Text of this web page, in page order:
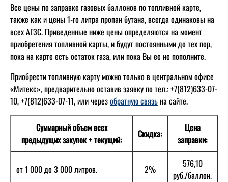
Все цены по заправке газовых баллонов по топливной карте,
также как и цены 1-го литра пропан бутана, всегда одинаковы на
всех АГЗС. Приведенные ниже цены определяются на момент
приобретения топливной карты, и будут постоянными до тех пор,
пока на карте есть остаток газа, или пока Вы ее не пополните.
Приобрести топливную карту можно только в центральном офисе
«Митекс», предварительно оставив заявку по тел.: +7(812)633-07-
10, +7(812)633-07-11, или черезобратную связьна сайте.
Суммарный объем всех
предыдущих закупок + текущий:
Скидка:
Цена
заправки:
от 1 000 до 3 000 литров. 2%
576,10
руб./баллон.